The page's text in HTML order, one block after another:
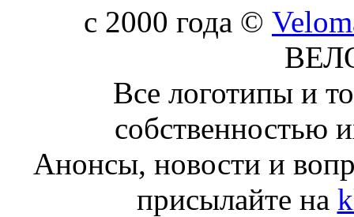
c 2000 года ©
Все логотипы и
собственностью
Анонсы, новости и
присылайте на